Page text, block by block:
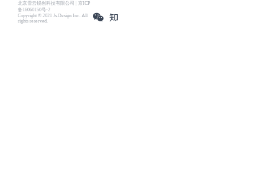
北京雪云锐创科技有限公司 | 京ICP
备16060150号-2
Copyright © 2021 Js.Design Inc. All
rights reserved.